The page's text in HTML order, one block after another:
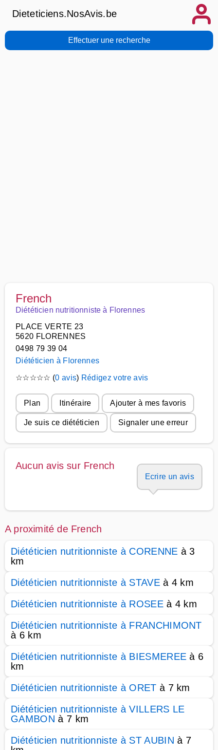
Dieteticiens.NosAvis.be
Effectuer une recherche
French
Diététicien nutritionniste à Florennes
PLACE VERTE 23
5620 FLORENNES
0498 79 39 04
Diététicien à Florennes
☆☆☆☆☆ (0 avis) Rédigez votre avis
Plan Itinéraire Ajouter à mes favoris
Je suis ce diététicien Signaler une erreur
Aucun avis sur French
Ecrire un avis
A proximité de French
Diététicien nutritionniste à CORENNE à 3
km
Diététicien nutritionniste à STAVEà 4 km
Diététicien nutritionniste à ROSEEà 4 km
Diététicien nutritionniste à FRANCHIMONT
à 6 km
Diététicien nutritionniste à BIESMEREE à 6
km
Diététicien nutritionniste à ORET à 7 km
Diététicien nutritionniste à VILLERS LE
GAMBON à 7 km
Diététicien nutritionniste à ST AUBIN à 7